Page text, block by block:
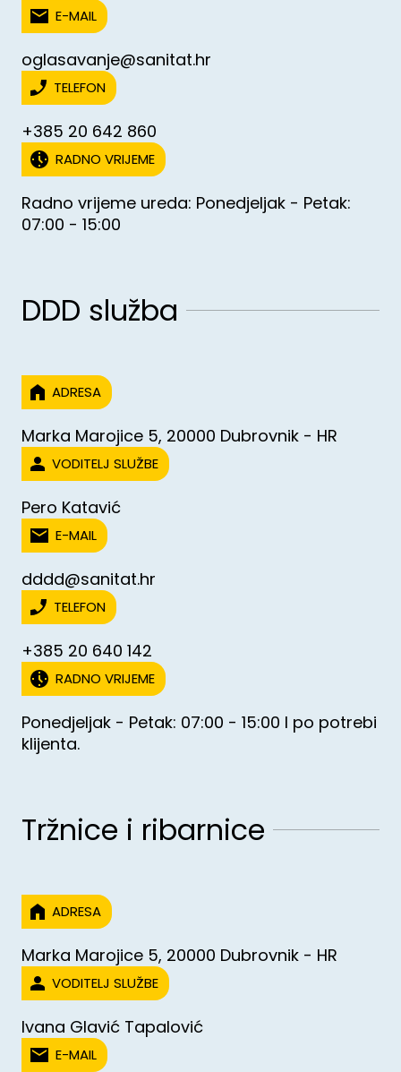
E-MAIL
oglasavanje@sanitat.hr
TELEFON
+385 20 642 860
RADNO VRIJEME
Radno vrijeme ureda: Ponedjeljak - Petak:
07:00 - 15:00
DDD služba
ADRESA
Marka Marojice 5, 20000 Dubrovnik - HR
VODITELJ SLUŽBE
Pero Katavić
E-MAIL
dddd@sanitat.hr
TELEFON
+385 20 640 142
RADNO VRIJEME
Ponedjeljak - Petak: 07:00 - 15:00 I po potrebi
klijenta.
Tržnice i ribarnice
ADRESA
Marka Marojice 5, 20000 Dubrovnik - HR
VODITELJ SLUŽBE
Ivana Glavić Tapalović
E-MAIL